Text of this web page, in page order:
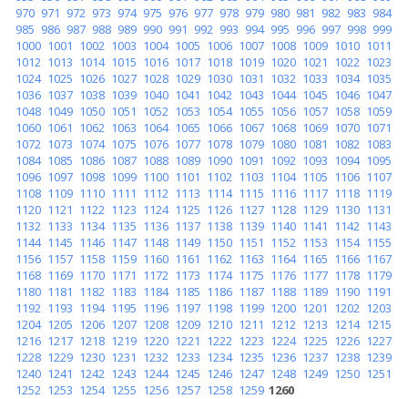
970 971 972 973 974 975 976 977 978 979 980 981 982 983 984
985 986 987 988 989 990 991 992 993 994 995 996 997 998 999
1000 1001 1002 1003 1004 1005 1006 1007 1008 1009 1010 1011
1012 1013 1014 1015 1016 1017 1018 1019 1020 1021 1022 1023
1024 1025 1026 1027 1028 1029 1030 1031 1032 1033 1034 1035
1036 1037 1038 1039 1040 1041 1042 1043 1044 1045 1046 1047
1048 1049 1050 1051 1052 1053 1054 1055 1056 1057 1058 1059
1060 1061 1062 1063 1064 1065 1066 1067 1068 1069 1070 1071
1072 1073 1074 1075 1076 1077 1078 1079 1080 1081 1082 1083
1084 1085 1086 1087 1088 1089 1090 1091 1092 1093 1094 1095
1096 1097 1098 1099 1100 1101 1102 1103 1104 1105 1106 1107
1108 1109 1110 1111 1112 1113 1114 1115 1116 1117 1118 1119
1120 1121 1122 1123 1124 1125 1126 1127 1128 1129 1130 1131
1132 1133 1134 1135 1136 1137 1138 1139 1140 1141 1142 1143
1144 1145 1146 1147 1148 1149 1150 1151 1152 1153 1154 1155
1156 1157 1158 1159 1160 1161 1162 1163 1164 1165 1166 1167
1168 1169 1170 1171 1172 1173 1174 1175 1176 1177 1178 1179
1180 1181 1182 1183 1184 1185 1186 1187 1188 1189 1190 1191
1192 1193 1194 1195 1196 1197 1198 1199 1200 1201 1202 1203
1204 1205 1206 1207 1208 1209 1210 1211 1212 1213 1214 1215
1216 1217 1218 1219 1220 1221 1222 1223 1224 1225 1226 1227
1228 1229 1230 1231 1232 1233 1234 1235 1236 1237 1238 1239
1240 1241 1242 1243 1244 1245 1246 1247 1248 1249 1250 1251
1252 1253 1254 1255 1256 1257 1258 1259 1260